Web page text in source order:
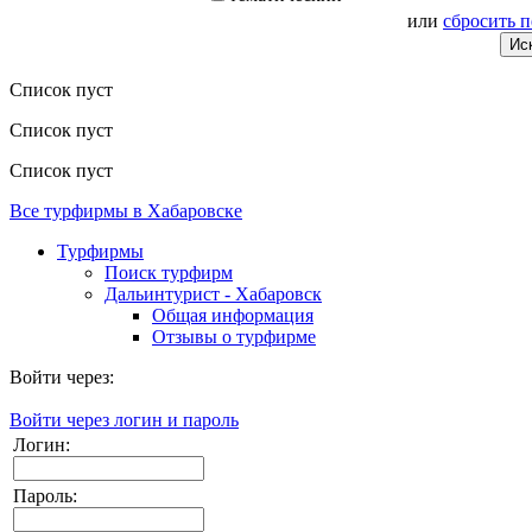
или сбросить
Список пуст
Список пуст
Список пуст
Все турфирмы в Хабаровске
Турфирмы
Поиск турфирм
Дальинтурист - Хабаровск
Общая информация
Отзывы о турфирме
Войти через:
Войти через логин и пароль
Логин:
Пароль: